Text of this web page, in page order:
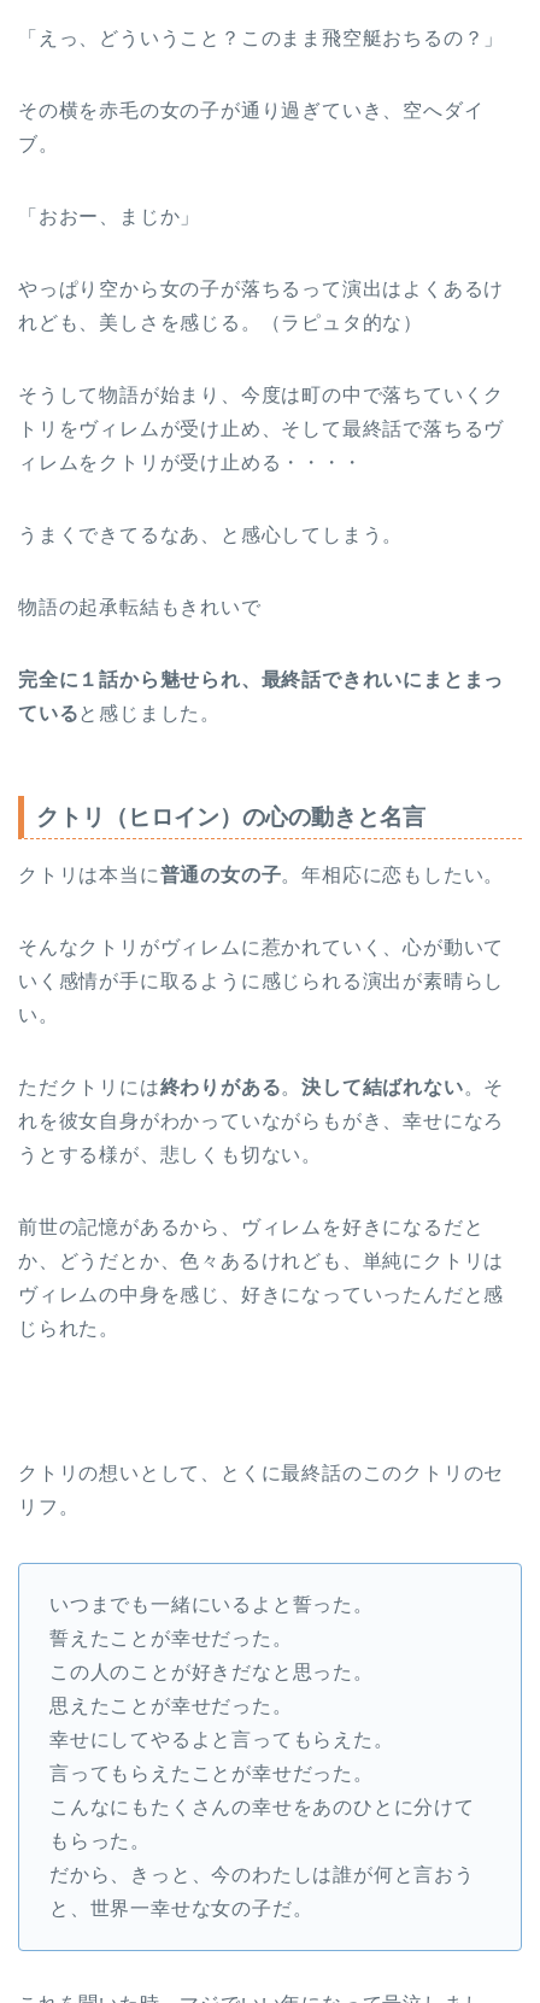
「えっ、どういうこと？このまま飛空艇おちるの？」
その横を赤毛の女の子が通り過ぎていき、空へダイ
ブ。
「おおー、まじか」
やっぱり空から女の子が落ちるって演出はよくあるけ
れども、美しさを感じる。（ラピュタ的な）
そうして物語が始まり、今度は町の中で落ちていくク
トリをヴィレムが受け止め、そして最終話で落ちるヴ
ィレムをクトリが受け止める・・・・
うまくできてるなあ、と感心してしまう。
物語の起承転結もきれいで
完全に１話から魅せられ、最終話できれいにまとまっ
ている と感じました。
クトリ（ヒロイン）の心の動きと名言
クトリは本当に普通の女の子。年相応に恋もしたい。
そんなクトリがヴィレムに惹かれていく、心が動いて
いく感情が手に取るように感じられる演出が素晴らし
い。
ただクトリには終わりがある。決して結ばれない。そ
れを彼女自身がわかっていながらもがき、幸せになろ
うとする様が、悲しくも切ない。
前世の記憶があるから、ヴィレムを好きになるだと
か、どうだとか、色々あるけれども、単純にクトリは
ヴィレムの中身を感じ、好きになっていったんだと感
じられた。
クトリの想いとして、とくに最終話のこのクトリのセ
リフ。
いつまでも一緒にいるよと誓った。
誓えたことが幸せだった。
この人のことが好きだなと思った。
思えたことが幸せだった。
幸せにしてやるよと言ってもらえた。
言ってもらえたことが幸せだった。
こんなにもたくさんの幸せをあのひとに分けて
もらった。
だから、きっと、今のわたしは誰が何と言おう
と、世界一幸せな女の子だ。